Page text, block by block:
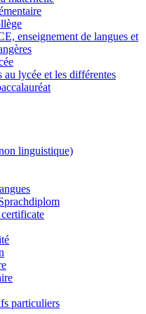
enseignement de langues et
au lycée et les différentes
linguistique)
particuliers